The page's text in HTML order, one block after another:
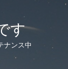
す
ナンス中